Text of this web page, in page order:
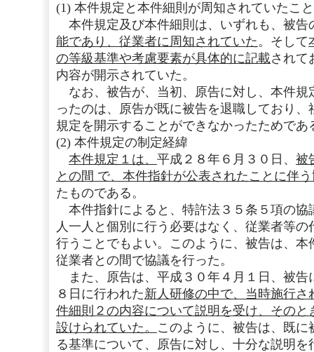
(1) 本件規定と本件細則が周知されていたこと
本件規定及び本件細則は、いずれも、被告
能であり、従業者に周知されていた。そして
の等級基準や考慮要素が具体的に記載されて
内容が開示されていた。
なお、被告が、当初、原告に対し、本件規
ったのは、原告が既に被告を退職しており
規定を開示することができなかったためであ
(2) 本件規定の制定経緯
本件規定１は、 平成２８年６月３０日、 被
との間 で、本件指針が公表されたことに伴
たものである。
本件指針によると、特許法３５条５項の協
人一人と個別に行う必要はなく、従業者等
行うことでもよい。このように、被告は、
従業者との間で協議を行った。
また、原告は、平成３０年４月１日、被告
８日に行われた新人研修の中で、当時施行
件細則２の内容について説明を受け、その
設けられていた。 このように、被告は、既
る基準について、原告に対し、十分な説明を